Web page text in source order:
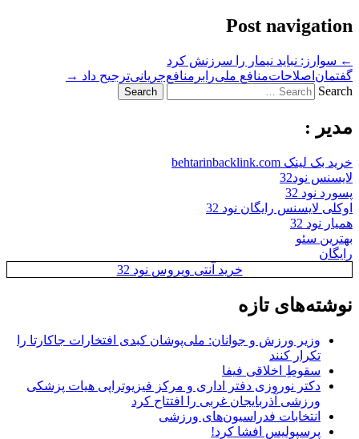
Post navigation
← سوارز: نباید نیمار را سرزنش کرد
گفتمان‌اصلاحات‌منافع ملی‌را‌بر‌منافع‌جریانی‌ترجیح داد →
Search
مدیر :
خرید بک لینک behtarinbacklink.com
لایسنس نود32
پسورد نود 32
اوکلی لایسنس رایگان نود 32
همیار نود 32
بهترین سئو
رایگان
خرید آنتی ویروس نود 32
نوشته‌های تازه
وزیر ورزش و جوانان: ملی‌پوشان کبدی افتخارات جاکارتا را
تکرار کنند
سقوطِ اخلاقی فیفا
دکتر نوروزی دفتر اداری و مرکز فیزیوتراپی هیات پزشکی
ورزشی آذربایجان غربی را افتتاح کرد
انتخابات فدراسیون‌های ورزشی
پرسپولیس افشا کرد!